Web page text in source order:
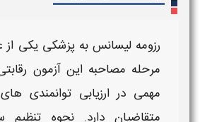
رزومه لیسانس به پزشکی یکی از
مرحله مصاحبه اینآزمون
مهمی در ارزیابی توانمندی
متقاضیان دارد. نحوه تنظیم